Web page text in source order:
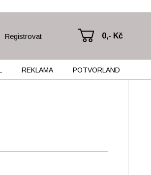
Registrovat 0,- Kč
REKLAMA POTVORLAND